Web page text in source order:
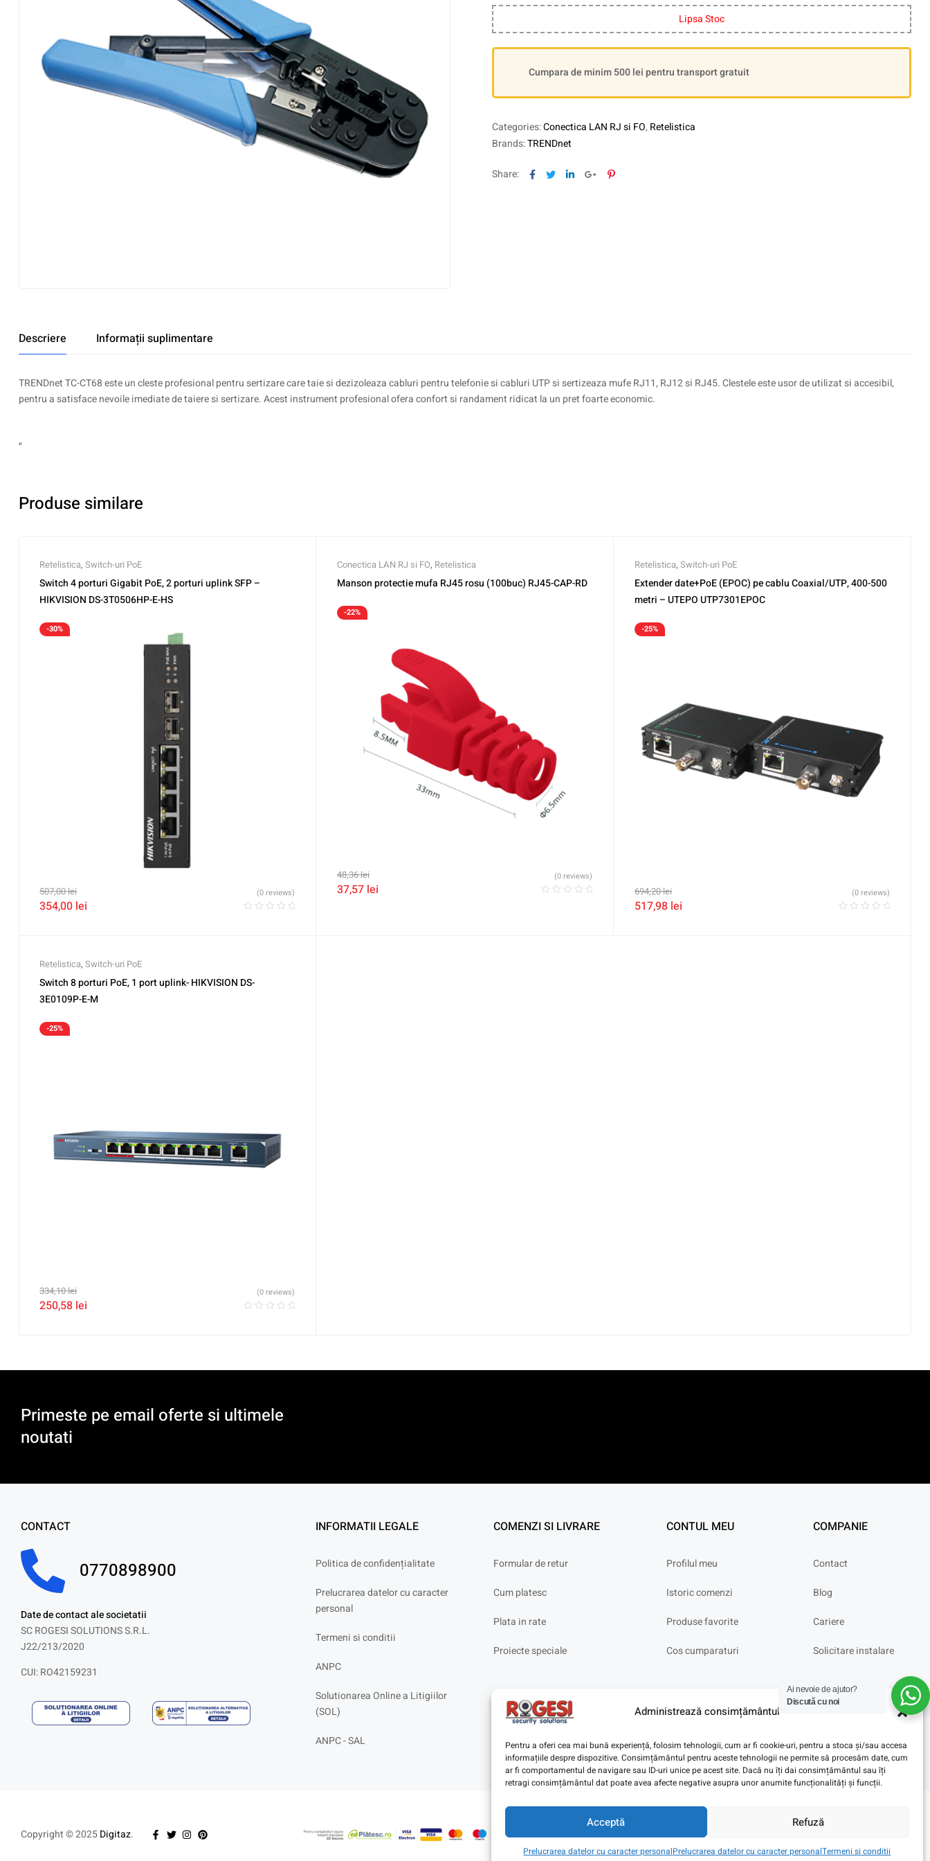
Administrează consimțământul
Pentru a oferi cea mai bună experiență, folosim tehnologii, cum ar fi cookie-uri, pentru a stoca și/sau accesa
informațiile despre dispozitive. Consimțământul pentru aceste tehnologii ne permite să procesăm date, cum
ar fi comportamentul de navigare sau ID-uri unice pe acest site. Dacă nu îți dai consimțământul sau îți
retragi consimțământul dat poate avea afecte negative asupra unor anumite funcționalități și funcții.
Acceptă Refuză
Prelucrarea datelor cu caracter personalPrelucrarea datelor cu caracter personalTermeni si conditii
Lipsa Stoc
Cumpara de minim 500 lei pentru transport gratuit
Categories:Conectica LAN RJ si FO, Retelistica
Brands:TRENDnet
Share: Facebook
TwitterLinkedinGoogle+Pinterest
Descriere Informații suplimentare
TRENDnet TC-CT68 este un cleste profesional pentru sertizare care taie si dezizoleaza cabluri pentru telefonie si cabluri UTP si sertizeaza mufe RJ11, RJ12 si RJ45. Clestele este usor de utilizat si accesibil,
pentru a satisface nevoile imediate de taiere si sertizare. Acest instrument profesional ofera confort si randament ridicat la un pret foarte economic.
„
Produse similare
Retelistica, Switch-uri PoE
Switch 4 porturi Gigabit PoE, 2 porturi uplink SFP –
HIKVISION DS-3T0506HP-E-HS
-30%
507,00lei
354,00 lei
(0 reviews)
Conectica LAN RJ si FO, Retelistica
Manson protectie mufa RJ45 rosu (100buc) RJ45-CAP-RD
-22%
48,36lei
37,57 lei
(0 reviews)
Retelistica, Switch-uri PoE
Extender date+PoE (EPOC) pe cablu Coaxial/UTP, 400-500
metri – UTEPO UTP7301EPOC
-25%
694,20lei
517,98 lei
(0 reviews)
Retelistica, Switch-uri PoE
Switch 8 porturi PoE, 1 port uplink- HIKVISION DS-
3E0109P-E-M
-25%
334,10lei
250,58 lei
(0 reviews)
Primeste pe email oferte si ultimele
noutati
CONTACT
0770898900
Date de contact ale societatii
SC ROGESI SOLUTIONS S.R.L.
J22/213/2020
CUI: RO42159231
INFORMATII LEGALE
Politica de confidențialitate
Prelucrarea datelor cu caracter
personal
Termeni si conditii
ANPC
Solutionarea Online a Litigiilor
(SOL)
ANPC - SAL
COMENZI SI LIVRARE
Formular de retur
Cum platesc
Plata in rate
Proiecte speciale
CONTUL MEU
Profilul meu
Istoric comenzi
Produse favorite
Cos cumparaturi
COMPANIE
Contact
Blog
Cariere
Solicitare instalare
Copyright © 2025Digitaz.
Ai nevoie de ajutor?
Discută cu noi